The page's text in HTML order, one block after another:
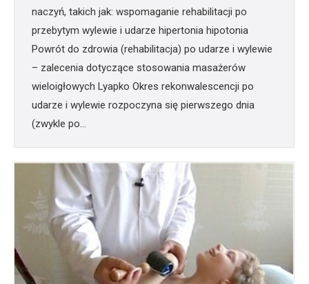
naczyń, takich jak: wspomaganie rehabilitacji po
przebytym wylewie i udarze hipertonia hipotonia
Powrót do zdrowia (rehabilitacja) po udarze i wylewie
– zalecenia dotyczące stosowania masażerów
wieloigłowych Lyapko Okres rekonwalescencji po
udarze i wylewie rozpoczyna się pierwszego dnia
(zwykle po…